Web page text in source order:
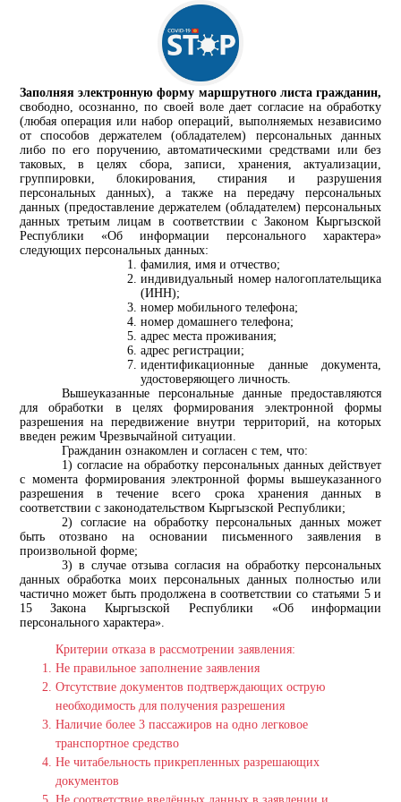
Заполняя электронную форму маршрутного листа гражданин,
свободно, осознанно, по своей воле дает согласие на обработку
(любая операция или набор операций, выполняемых независимо
от способов держателем (обладателем) персональных данных
либо по его поручению, автоматическими средствами или без
таковых, в целях сбора, записи, хранения, актуализации,
группировки, блокирования, стирания и разрушения
персональных данных), а также на передачу персональных
данных (предоставление держателем (обладателем) персональных
данных третьим лицам в соответствии с Законом Кыргызской
Республики «Об информации персонального характера»
следующих персональных данных:
фамилия, имя и отчество;
индивидуальный номер налогоплательщика
(ИНН);
номер мобильного телефона;
номер домашнего телефона;
адрес места проживания;
адрес регистрации;
идентификационные данные документа,
удостоверяющего личность.
Вышеуказанные персональные данные предоставляются
для обработки в целях формирования электронной формы
разрешения на передвижение внутри территорий, на которых
введен режим Чрезвычайной ситуации.
Гражданин ознакомлен и согласен с тем, что:
1) согласие на обработку персональных данных действует
с момента формирования электронной формы вышеуказанного
разрешения в течение всего срока хранения данных в
соответствии с законодательством Кыргызской Республики;
2) согласие на обработку персональных данных может
быть отозвано на основании письменного заявления в
произвольной форме;
3) в случае отзыва согласия на обработку персональных
данных обработка моих персональных данных полностью или
частично может быть продолжена в соответствии со статьями 5 и
15
Закона Кыргызской Республики «Об информации
персонального характера».
Критерии отказа в рассмотрении заявления:
Не правильное заполнение заявления
Отсутствие документов подтверждающих острую
необходимость для получения разрешения
Наличие более 3 пассажиров на одно легковое
транспортное средство
Не читабельность прикрепленных разрешающих
документов